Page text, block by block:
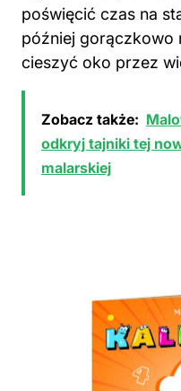
poświęcić czas na
później gorączkowo
cieszyć oko przez
Zobacz także:
odkryj tajniki tej
malarskiej